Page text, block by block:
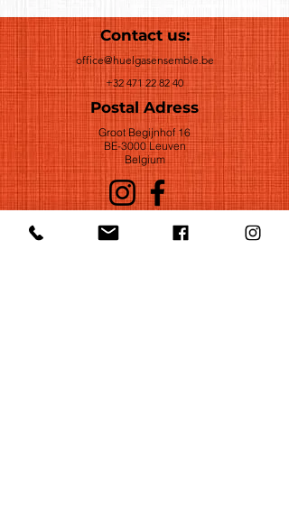
Contact us:
office@huelgasensemble.be
+32 471 22 82 40
Postal Adress
Groot Begijnhof 16
BE-3000 Leuven
Belgium
©2022 by Huelgas Ensemble